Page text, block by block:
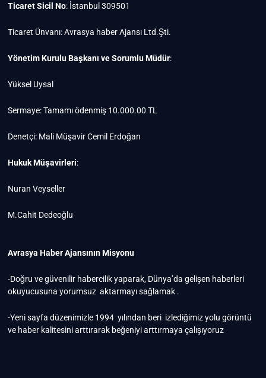
Ticaret Sicil No: İstanbul 309501
Ticaret Ünvanı: Avrasya haber Ajansı Ltd.Şti.
Yönetim Kurulu Başkanı ve Sorumlu Müdür:
Yüksel Uysal
Sermaye: Tamamı ödenmiş 10.000.00 TL
Denetçi: Mali Müşavir Cemil Erdoğan
Hukuk Müşavirleri:
Nuran Veyseller
M.Cahit Dedeoğlu
Avrasya Haber Ajansının Misyonu
-Doğru ve güvenilir habercilik yaparak, Dünya’da gelişen haberleri
okuyucusuna yorumsuz aktarmayı sağlamak .
-Yeni sayfa düzenimizle 1994 yılından beri izlediğimiz yolu görüntü
ve haber kalitesini arttırarak beğeniyi arttırmaya çalışıyoruz